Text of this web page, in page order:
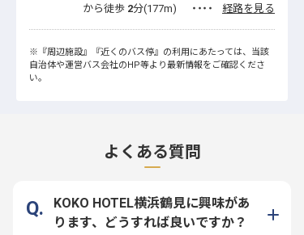
から徒歩 2分(177m) ・・・・ 経路を見る
※ 『周辺施設』 『近くのバス停』 の利用にあたっては、当該
自治体や運営バス会社のHP等より最新情報をご確認くださ
い。
よくある質問
KOKO HOTEL横浜鶴見に興味があ
ります、どうすれば良いですか？